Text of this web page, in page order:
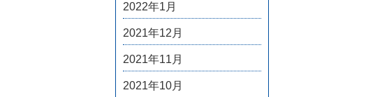
2022年1月
2021年12月
2021年11月
2021年10月